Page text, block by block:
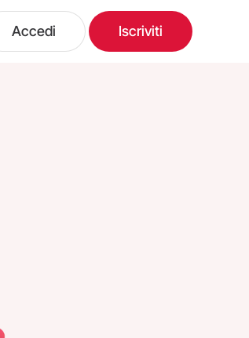
Accedi Iscriviti